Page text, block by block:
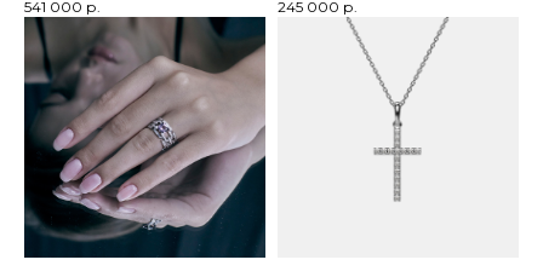
541 000 р. 245 000 р.